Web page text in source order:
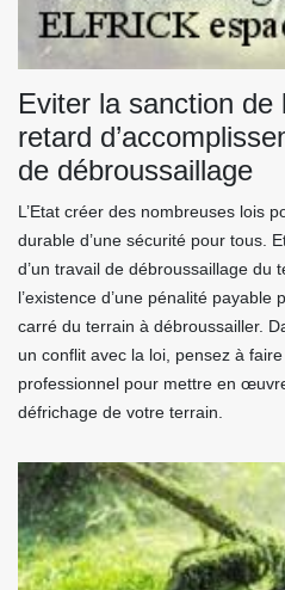
Eviter la sanction de
retard
de débroussaillage
L’Etat créer des nombreuses lois
durable d’une sécurité pour tous.
d’un travail de débroussaillage du
l’existence d’une pénalité
carré du terrain à débroussailler.
un conflit avec la loi, pensez à
professionnel pour mettre en
défrichage de votre terrain.